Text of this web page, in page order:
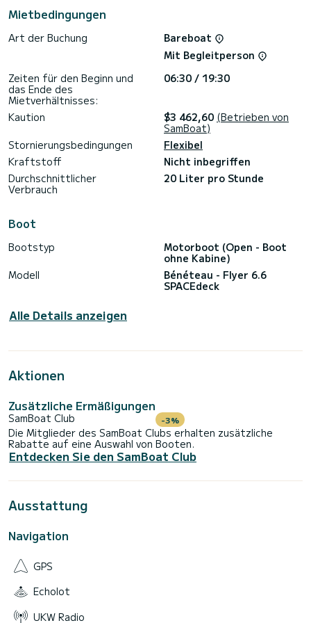
Mietbedingungen
Art der Buchung
Bareboat
Mit Begleitperson
Zeiten für den Beginn und
das Ende des
Mietverhältnisses:
06:30 / 19:30
Kaution $3 462,60 (Betrieben von
SamBoat)
Stornierungsbedingungen
Flexibel
Kraftstoff
Nicht inbegriffen
Durchschnittlicher
Verbrauch
20 Liter pro Stunde
Boot
Bootstyp
Motorboot (Open - Boot
ohne Kabine)
Modell
Bénéteau - Flyer 6.6
SPACEdeck
Alle Details anzeigen
Aktionen
Zusätzliche Ermäßigungen
SamBoat Club -3%
Die Mitglieder des SamBoat Clubs erhalten zusätzliche
Rabatte auf eine Auswahl von Booten.
Entdecken Sie den SamBoat Club
Ausstattung
Navigation
GPS
Echolot
UKW Radio